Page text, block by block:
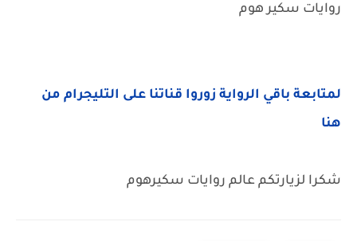
روايات سكير هوم
لمتابعة باقي الرواية زوروا قناتنا على التليجرام من
هنا
شكرا لزيارتكم عالم روايات سكيرهوم